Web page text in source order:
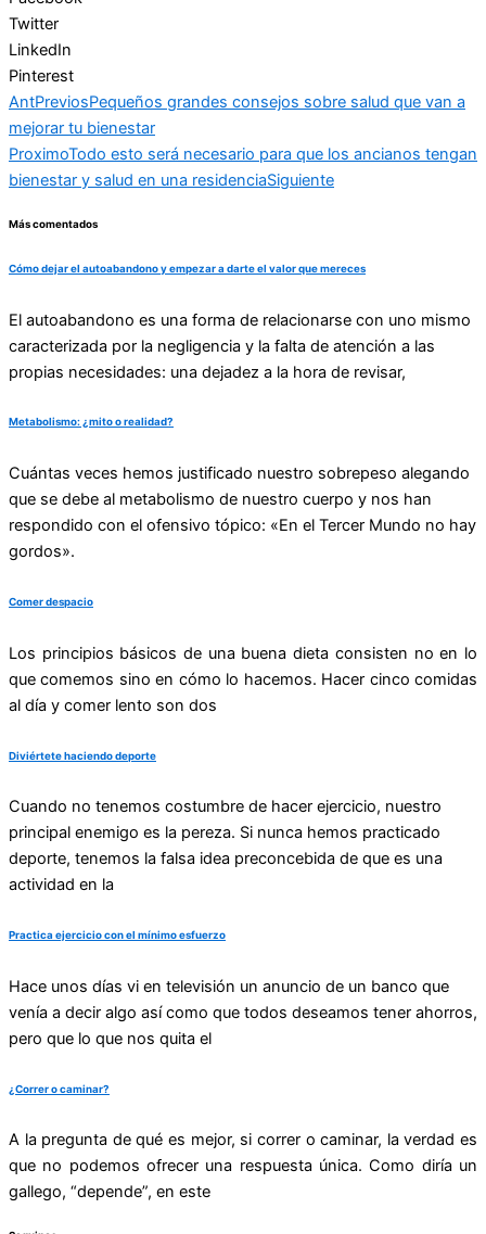
Twitter
LinkedIn
Pinterest
AntPreviosPequeños grandes consejos sobre salud que van a
mejorar tu bienestar
ProximoTodo esto será necesario para que los ancianos tengan
bienestar y salud en una residenciaSiguiente
Más comentados
Cómo dejar el autoabandono y empezar a darte el valor que mereces
El autoabandono es una forma de relacionarse con uno mismo
caracterizada por la negligencia y la falta de atención a las
propias necesidades: una dejadez a la hora de revisar,
Metabolismo: ¿mito o realidad?
Cuántas veces hemos justificado nuestro sobrepeso alegando
que se debe al metabolismo de nuestro cuerpo y nos han
respondido con el ofensivo tópico: «En el Tercer Mundo no hay
gordos».
Comer despacio
Los principios básicos de una buena dieta consisten no en lo
que comemos sino en cómo lo hacemos. Hacer cinco comidas
al día y comer lento son dos
Diviértete haciendo deporte
Cuando no tenemos costumbre de hacer ejercicio, nuestro
principal enemigo es la pereza. Si nunca hemos practicado
deporte, tenemos la falsa idea preconcebida de que es una
actividad en la
Practica ejercicio con el mínimo esfuerzo
Hace unos días vi en televisión un anuncio de un banco que
venía a decir algo así como que todos deseamos tener ahorros,
pero que lo que nos quita el
¿Correr o caminar?
A la pregunta de qué es mejor, si correr o caminar, la verdad es
que no podemos ofrecer una respuesta única. Como diría un
gallego, “depende”, en este